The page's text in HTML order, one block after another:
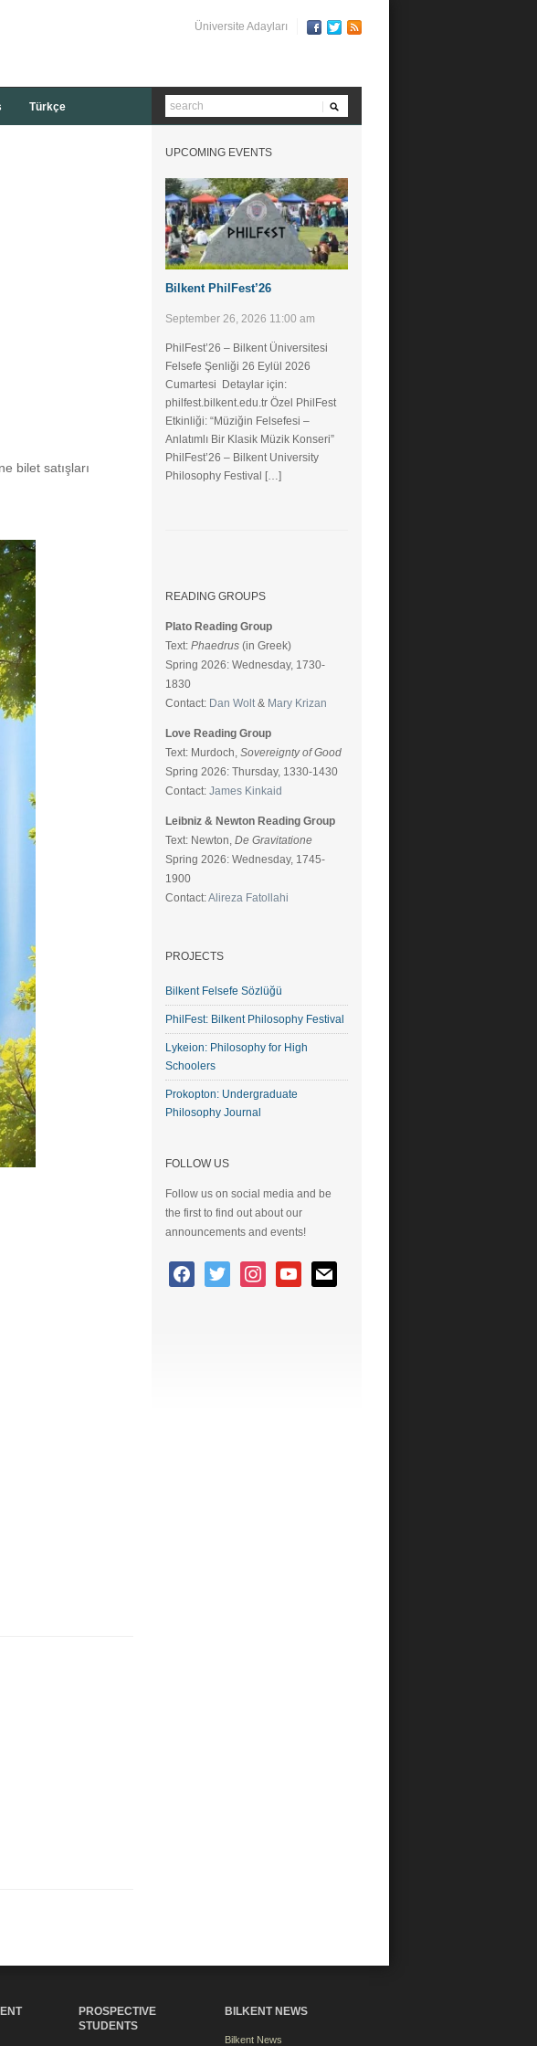
Üniversite Adayları
Türkçe
bilet satışları
UPCOMING EVENTS
Bilkent PhilFest’26
September 26, 2026 11:00 am
PhilFest’26 – Bilkent Üniversitesi
Felsefe Şenliği ​26 Eylül 2026
Cumartesi Detaylar için:
philfest.bilkent.edu.tr Özel PhilFest
Etkinliği: “Müziğin Felsefesi –
Anlatımlı Bir Klasik Müzik Konseri”
PhilFest’26 – Bilkent University
Philosophy Festival […]
READING GROUPS
Plato Reading Group
Text: Phaedrus (in Greek)
Spring 2026: Wednesday, 1730-
1830
Contact: Dan Wolt& Mary Krizan
Love Reading Group
Text: Murdoch, Sovereignty of Good
Spring 2026: Thursday, 1330-1430
Contact: James Kinkaid
Leibniz & Newton Reading Group
Text: Newton, De Gravitatione
Spring 2026: Wednesday, 1745-
1900
Contact:Alireza Fatollahi
PROJECTS
Bilkent Felsefe Sözlüğü
PhilFest: Bilkent Philosophy Festival
Lykeion: Philosophy for High
Schoolers
Prokopton: Undergraduate
Philosophy Journal
FOLLOW US
Follow us on social media and be
the first to find out about our
announcements and events!
PROSPECTIVE
STUDENTS
BILKENT NEWS
Bilkent News